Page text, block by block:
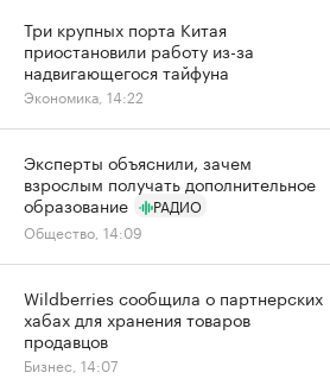
Три крупных порта Китая
приостановили работу из-за
надвигающегося тайфуна
Экономика, 14:22
Эксперты объяснили, зачем
взрослым получать дополнительное
образование
РАДИО
Общество, 14:09
Wildberries сообщила о партнерских
хабах для хранения товаров
продавцов
Бизнес, 14:07